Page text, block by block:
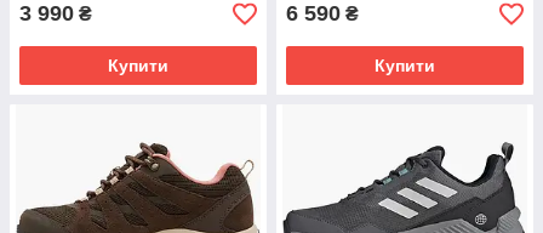
3 990 ₴
Купити
6 590 ₴
Купити